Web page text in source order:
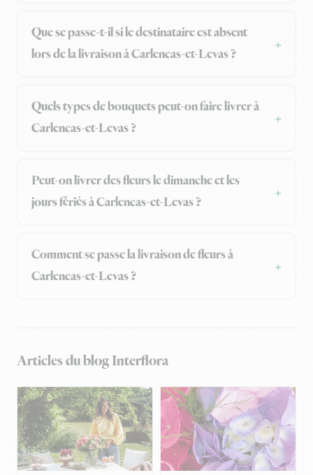
Que se passe-t-il si le destinataire est absent
lors de la livraison à Carlencas-et-Levas ?
Quels types de bouquets peut-on faire livrer à
Carlencas-et-Levas ?
Peut-on livrer des fleurs le dimanche et les
jours fériés à Carlencas-et-Levas ?
Comment se passe la livraison de fleurs à
Carlencas-et-Levas ?
Articles du blog Interflora